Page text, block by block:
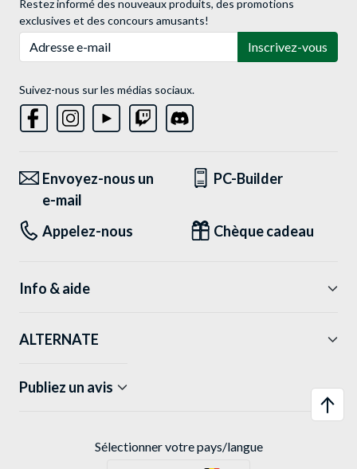
Restez informé des nouveaux produits, des promotions
exclusives et des concours amusants!
Inscrivez-vous
Suivez-nous sur les médias sociaux.
Envoyez-nous un
e-mail
PC-Builder
Appelez-nous Chèque cadeau
Info & aide
ALTERNATE
Publiez un avis
Sélectionner votre pays/langue